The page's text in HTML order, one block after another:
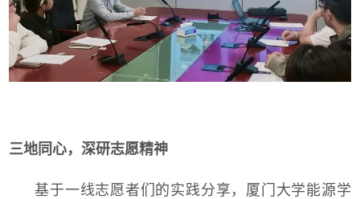
三地同心，深研志愿精神
基于一线志愿者们的实践分享，厦门大学能源学